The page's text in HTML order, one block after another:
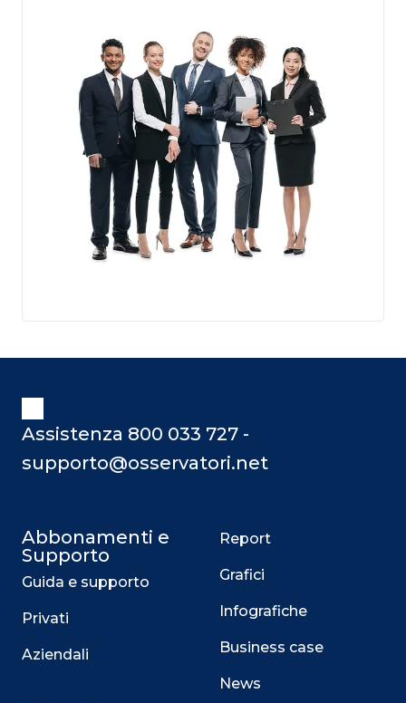
Assistenza 800 033 727 -
supporto@osservatori.net
Abbonamenti e
Supporto
Guida e supporto
Privati
Aziendali
Report
Grafici
Infografiche
Business case
News